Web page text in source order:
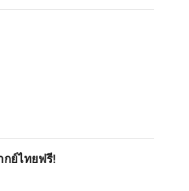
กย์ไทยฟรี!